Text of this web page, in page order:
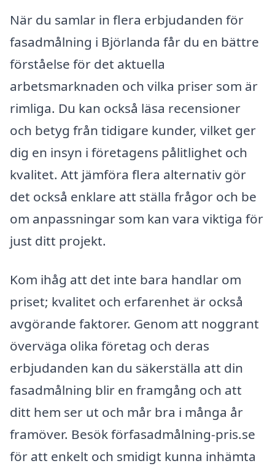
När du samlar in flera erbjudanden för
fasadmålning i Björlanda får du en bättre
förståelse för det aktuella
arbetsmarknaden och vilka priser som är
rimliga. Du kan också läsa recensioner
och betyg från tidigare kunder, vilket ger
dig en insyn i företagens pålitlighet och
kvalitet. Att jämföra flera alternativ gör
det också enklare att ställa frågor och be
om anpassningar som kan vara viktiga för
just ditt projekt.
Kom ihåg att det inte bara handlar om
priset; kvalitet och erfarenhet är också
avgörande faktorer. Genom att noggrant
överväga olika företag och deras
erbjudanden kan du säkerställa att din
fasadmålning blir en framgång och att
ditt hem ser ut och mår bra i många år
framöver. Besök förfasadmålning-pris.se
för att enkelt och smidigt kunna inhämta